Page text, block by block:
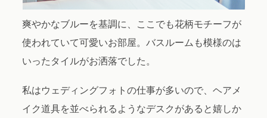
爽やかなブルーを基調に、ここでも花柄モチーフが
使われていて可愛いお部屋。バスルームも模様のは
いったタイルがお洒落でした。
私はウェディングフォトの仕事が多いので、ヘアメ
イク道具を並べられるようなデスクがあると嬉しか